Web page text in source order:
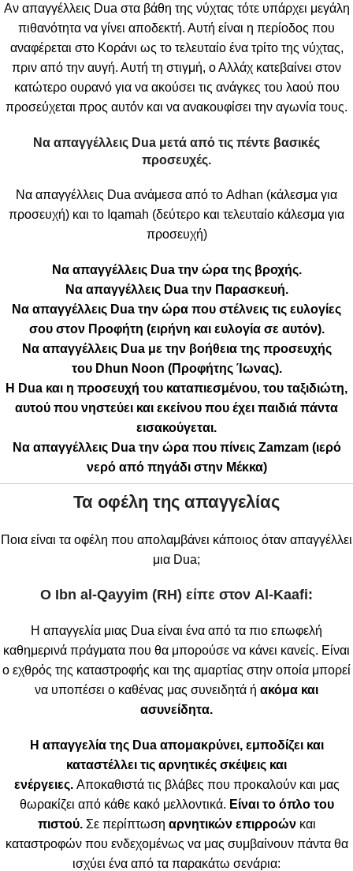
Αν απαγγέλλεις Dua στα βάθη της νύχτας τότε υπάρχει μεγάλη
πιθανότητα να γίνει αποδεκτή. Αυτή είναι η περίοδος που
αναφέρεται στο Κοράνι ως το τελευταίο ένα τρίτο της νύχτας,
πριν από την αυγή. Αυτή τη στιγμή, ο Αλλάχ κατεβαίνει στον
κατώτερο ουρανό για να ακούσει τις ανάγκες του λαού που
προσεύχεται προς αυτόν και να ανακουφίσει την αγωνία τους.
Να απαγγέλλεις Dua μετά από τις πέντε βασικές
προσευχές.
Να απαγγέλλεις Dua ανάμεσα από το Adhan (κάλεσμα για
προσευχή) και το Iqamah (δεύτερο και τελευταίο κάλεσμα για
προσευχή)
Να απαγγέλλεις Duaτην ώρα της βροχής.
Να απαγγέλλεις Duaτην Παρασκευή.
Να απαγγέλλεις Dua την ώρα που στέλνεις τις ευλογίες
σου στον Προφήτη (ειρήνη και ευλογία σε αυτόν).
Να απαγγέλλεις Duaμε την βοήθεια της προσευχής
του Dhun Noon (Προφήτης Ίωνας).
Η Dua και η προσευχή του καταπιεσμένου, του ταξιδιώτη,
αυτού που νηστεύει και εκείνου που έχει παιδιά πάντα
εισακούγεται.
Να απαγγέλλεις Duaτην ώρα που πίνεις Zamzam(ιερό
νερό από πηγάδι στην Μέκκα)
Τα οφέλη της απαγγελίας
Ποια είναι τα οφέλη που απολαμβάνει κάποιος όταν απαγγέλλει
μια Dua;
Ο Ibn al-Qayyim (RH) είπε στον Al-Kaafi:
Η απαγγελία μιας Dua είναι ένα από τα πιο επωφελή
καθημερινά πράγματα που θα μπορούσε να κάνει κανείς. Είναι
ο εχθρός της καταστροφής και της αμαρτίας στην οποία μπορεί
να υποπέσει ο καθένας μας συνειδητά ή ακόμα και
ασυνείδητα.
Η απαγγελία της Dua απομακρύνει, εμποδίζει και
καταστέλλει τις αρνητικές σκέψεις και
ενέργειες.Αποκαθιστά τις βλάβες που προκαλούν και μας
θωρακίζει από κάθε κακό μελλοντικά. Είναι το όπλο του
πιστού.Σε περίπτωση αρνητικών επιρροώνκαι
καταστροφών που ενδεχομένως να μας συμβαίνουν πάντα θα
ισχύει ένα από τα παρακάτω σενάρια: